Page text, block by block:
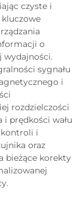
czyste i
kluczowe
o
wydajności.
sygnału
i
rozdzielczości
i prędkości wału
kontroli i
oraz
bieżące korekty